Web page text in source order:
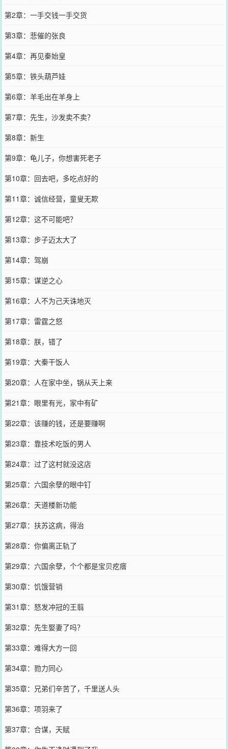
第2章：一手交钱一手交货
第3章：悲催的张良
第4章：再见秦始皇
第5章：铁头葫芦娃
第6章：羊毛出在羊身上
第7章：先生，沙发卖不卖？
第8章：新生
第9章：龟儿子，你想害死老子
第10章：回去吧，多吃点好的
第11章：诚信经营，童叟无欺
第12章：这不可能吧？
第13章：步子迈太大了
第14章：驾崩
第15章：谋逆之心
第16章：人不为己天诛地灭
第17章：雷霆之怒
第18章：朕，错了
第19章：大秦干饭人
第20章：人在家中坐，锅从天上来
第21章：眼里有光，家中有矿
第22章：该赚的钱，还是要赚啊
第23章：靠技术吃饭的男人
第24章：过了这村就没这店
第25章：六国余孽的眼中钉
第26章：天道楼新功能
第27章：扶苏这病，得治
第28章：你偏离正轨了
第29章：六国余孽，个个都是宝贝疙瘩
第30章：饥饿营销
第31章：怒发冲冠的王翦
第32章：先生娶妻了吗？
第33章：难得大方一回
第34章：勠力同心
第35章：兄弟们辛苦了，千里送人头
第36章：项羽来了
第37章：合谋，天赋